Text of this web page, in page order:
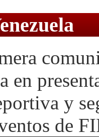
en
y
de